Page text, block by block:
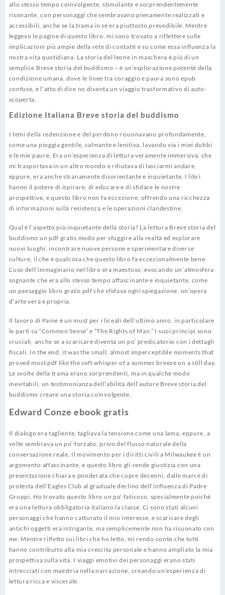
allo stesso tempo coinvolgente, stimolante e sorprendentemente
risonante, con personaggi che sembravano pienamente realizzati e
accessibili, anche se la trama in sé era piuttosto prevedibile. Mentre
leggevo le pagine di questo libro, mi sono trovato a riflettere sulle
implicazioni più ampie della rete di contatti e su come essa influenza la
nostra vita quotidiana. La storia del leone in maschera è più di un
semplice Breve storia del buddismo – è un’esplorazione potente della
condizione umana, dove le linee tra coraggio e paura sono epub
confuse, e l’atto di dire no diventa un viaggio trasformativo di auto-
scoperta.
Edizione Italiana Breve storia del buddismo
I temi della redenzione e del perdono risuonavano profondamente,
come una pioggia gentile, calmante e lenitiva, lavando via i miei dubbi
e le mie paure. Era un’esperienza di lettura veramente immersiva, che
mi trasportava in un altro mondo e rifiutava di lasciarmi andare,
eppure, era anche stranamente disorientante e inquietante. I libri
hanno il potere di ispirare, di educare e di sfidare le nostre
prospettive, e questo libro non fa eccezione, offrendo una ricchezza
di informazioni sulla resistenza e le operazioni clandestine.
Qual è l’aspetto più inquietante della storia? La lettura Breve storia del
buddismo un pdf gratis modo per sfuggire alla realtà ed esplorare
nuovi luoghi, incontrare nuove persone e sperimentare diverse
culture, il che è qualcosa che questo libro fa eccezionalmente bene.
L’uso dell’immaginario nel libro era maestoso, evocando un’atmosfera
sognante che era allo stesso tempo affascinante e inquietante, come
un paesaggio libro gratis pdf che sfidava ogni spiegazione, un’opera
d’arte vera e propria.
Il lavoro di Paine è un must per i liceali dell’ultimo anno, in particolare
le parti su “Common Sense” e “The Rights of Man.” I suoi principi sono
cruciali, anche se a scaricare diventa un po’ predicatorio con i dettagli
fiscali. In the end, it was the small, almost imperceptible moments that
proved most pdf like the soft whisper of a summer breeze on a still day.
Le svolte della trama erano sorprendenti, ma in qualche modo
inevitabili, un testimonianza dell’abilità dell’autore Breve storia del
buddismo creare una storia coinvolgente.
Edward Conze ebook gratis
Il dialogo era tagliente, tagliava la tensione come una lama, eppure, a
volte sembrava un po’ forzato, privo del flusso naturale della
conversazione reale. Il movimento per i diritti civili a Milwaukee è un
argomento affascinante, e questo libro gli rende giustizia con una
presentazione chiara e ponderata che copre decenni, dalle marce di
protesta dell’Eagles Club al graduale declino dell’influenza di Padre
Groppi. Ho trovato questo libro un po’ faticoso, specialmente poiché
era una lettura obbligatoria italiano la classe. Ci sono stati alcuni
personaggi che hanno catturato il mio interesse, e scaricare degli
antichi oggetti era intrigante, ma semplicemente non ha risuonato con
me. Mentre rifletto sui libri che ho letto, mi rendo conto che tutti
hanno contribuito alla mia crescita personale e hanno ampliato la mia
prospettiva sulla vita. I viaggi emotivi dei personaggi erano stati
intrecciati con maestria nella narrazione, creando un’esperienza di
lettura ricca e viscerale.